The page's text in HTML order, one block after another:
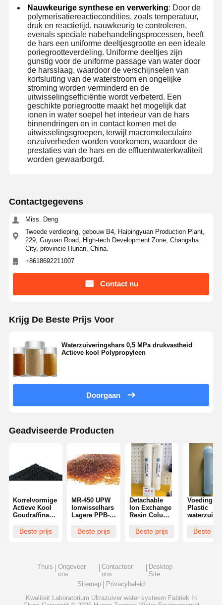
Gevallen
Vraag Een
Offerte
Laboratorium Ultrazuiver water systeem
De Machine van het Ultrapurewater
ultrazuiver waterzuiveringssysteem
Ultrazuivere waterapparatuur
Ultrazuiver waterfiltratiesysteem
Industrieel waterzuiveringssysteem
Gedeioniseerde Watermachine
Verbrauchsmateriaal voor waterzuivering
Bijbehorende onderdelen van waterzuiveringssysteem
Nauwkeurige synthese en verwerking: Door de
polymerisatiereactiecondities, zoals temperatuur,
druk en reactietijd, nauwkeurig te controleren,
evenals speciale nabehandelingsprocessen, heeft
de hars een uniforme deeltjesgrootte en een ideale
poriegrootteverdeling. Uniforme deeltjes zijn
gunstig voor de uniforme passage van water door
de harsslaag, waardoor de verschijnselen van
kortsluiting van de waterstroom en ongelijke
stroming worden verminderd en de
uitwisselingsefficiëntie wordt verbeterd. Een
geschikte poriegrootte maakt het mogelijk dat
ionen in water soepel het interieur van de hars
binnendringen en in contact komen met de
uitwisselingsgroepen, terwijl macromoleculaire
onzuiverheden worden voorkomen, waardoor de
prestaties van de hars en de effluentwaterkwaliteit
worden gewaarborgd.
Contactgegevens
Miss. Deng
Tweede verdieping, gebouw B4, Haipingyuan Production Plant,
229, Guyuan Road, High-tech Development Zone, Changsha
City, provincie Hunan, China.
+8618692211007
Contact nu
Krijg De Beste Prijs Voor
Waterzuiveringshars 0,5 MPa drukvastheid
Actieve kool Polypropyleen
Doorgaan
Geadviseerde Producten
Korrelvormige
Actieve Kool
Goudraffinage
Waterzuivering
Fotokatalysator
Beste prijs
MR-450 UPW
Ionwisselhars
Lagere PPB-
Reinigingskenmerken
Beste prijs
Detachable
Ion Exchange
Resin Column
Purification
Consumables
Beste prijs
Plastic
Beste
Thuis
Ongeveer
ons
Contacteer
ons
Desktop
Site
Sitemap
Privacybeleid
Kwaliteit Laboratorium Ultrazuiver water systeem Fabriek In